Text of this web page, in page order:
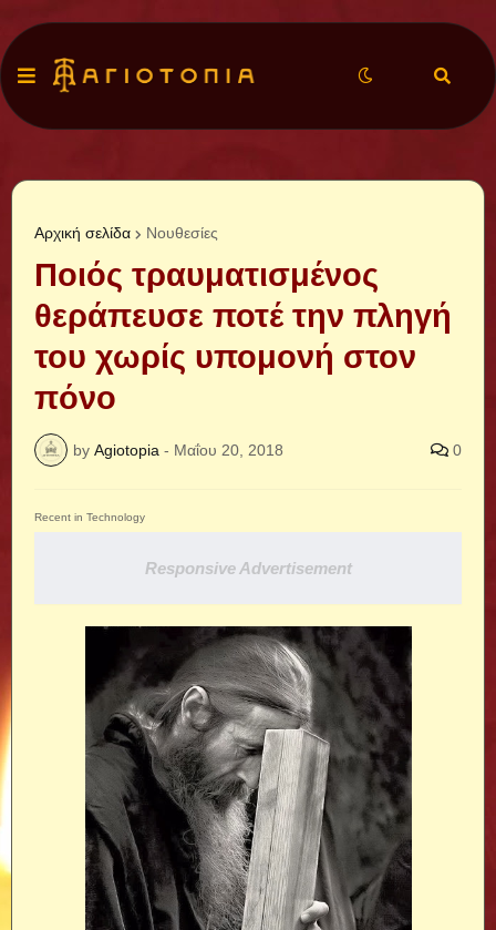
Αρχική σελίδα Νουθεσίες
Ποιός τραυματισμένος
θεράπευσε ποτέ την πληγή
του χωρίς υπομονή στον
πόνο
by Agiotopia - Μαΐου 20, 2018 0
Recent in Technology
Responsive Advertisement